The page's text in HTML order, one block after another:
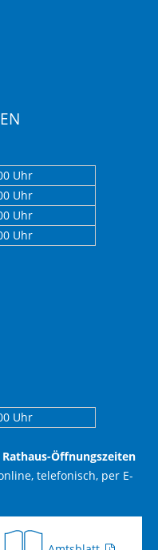
Uhr
Uhr
Uhr
Uhr
Uhr
Öffnungszeiten
telefonisch, per E-